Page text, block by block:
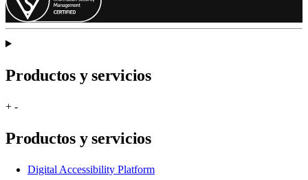
Productos y servicios
+ -
Productos y servicios
Digital Accessibility Platform